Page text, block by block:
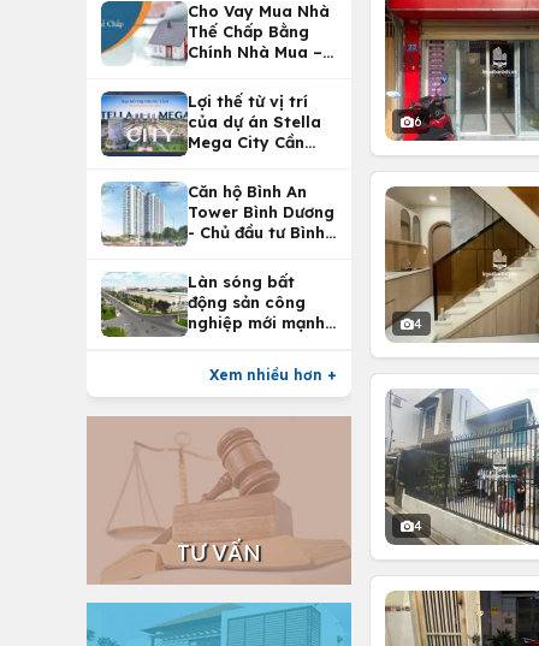
Cho Vay Mua Nhà
Thế Chấp Bằng
Chính Nhà Mua –
Nhà Tại
Vietcombank
Lợi thế từ vị trí
của dự án Stella
Mega City Cần
Căn hộ Bình An
Tower Bình Dương
- Chủ đầu tư Bình
Làn sóng bất
động sản công
nghiệp mới mạnh
Xem nhiều hơn +
TƯ VẤN
6
4
4